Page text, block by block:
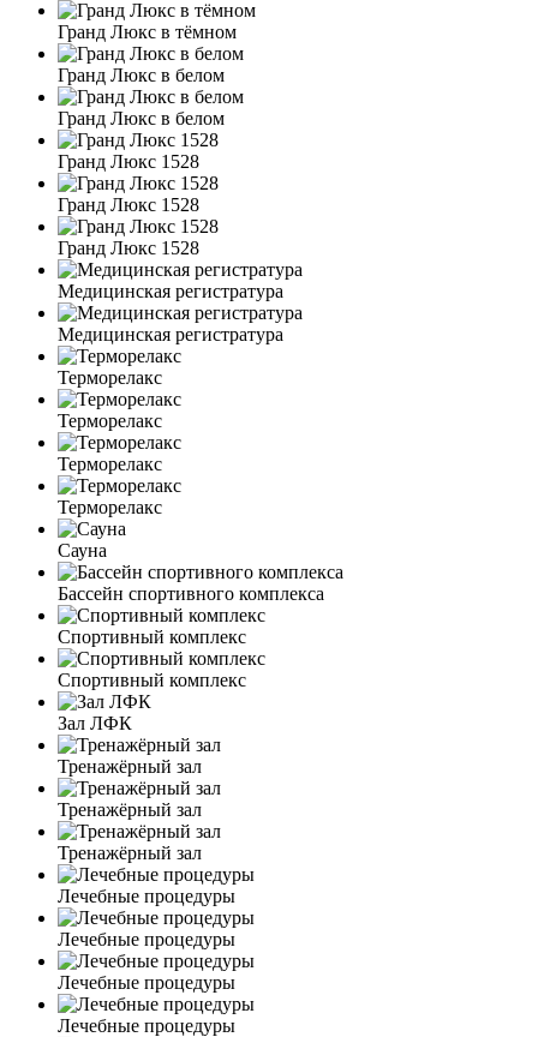
Гранд Люкс в тёмном
Гранд Люкс в белом
Гранд Люкс в белом
Гранд Люкс 1528
Гранд Люкс 1528
Гранд Люкс 1528
Медицинская регистратура
Медицинская регистратура
Терморелакс
Терморелакс
Терморелакс
Терморелакс
Сауна
Бассейн спортивного комплекса
Спортивный комплекс
Спортивный комплекс
Зал ЛФК
Тренажёрный зал
Тренажёрный зал
Тренажёрный зал
Лечебные процедуры
Лечебные процедуры
Лечебные процедуры
Лечебные процедуры